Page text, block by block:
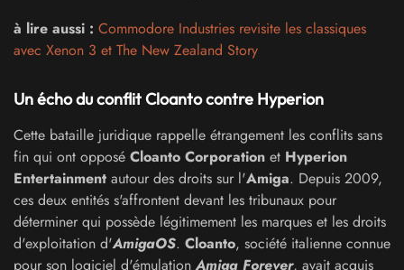
à lire aussi : Commodore Industries revisite les classiques
avec Xenon 3 et The New Zealand Story
Un écho du conflit Cloanto contre Hyperion
Cette bataille juridique rappelle étrangement les conflits sans
fin qui ont opposé Cloanto Corporation et Hyperion
Entertainment autour des droits sur l'Amiga. Depuis 2009,
ces deux entités s'affrontent devant les tribunaux pour
déterminer qui possède légitimement les marques et les droits
d'exploitation d'AmigaOS. Cloanto, société italienne connue
pour son logiciel d'émulationAmiga Forever, avait acquis